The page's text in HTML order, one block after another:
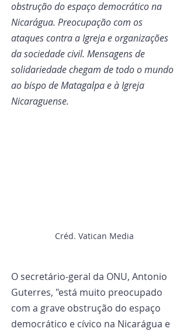
obstrução do espaço democrático na
Nicarágua. Preocupação com os
ataques contra a Igreja e organizações
da sociedade civil. Mensagens de
solidariedade chegam de todo o mundo
ao bispo de Matagalpa e à Igreja
Nicaraguense.
Créd. Vatican Media
O secretário-geral da ONU, Antonio
Guterres, "está muito preocupado
com a grave obstrução do espaço
democrático e cívico na Nicarágua e